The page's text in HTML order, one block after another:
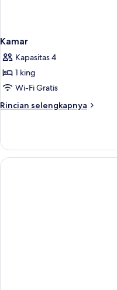
Kamar
Kapasitas 4
1 king
Wi-Fi Gratis
Rincian selengkapnya
Rincian
Kamar